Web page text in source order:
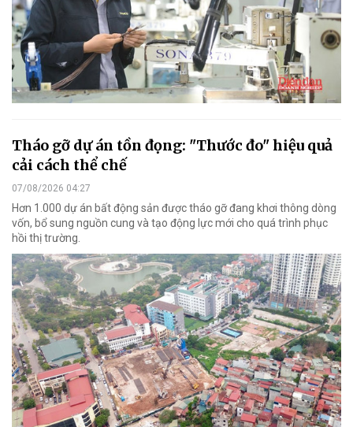
Tháo gỡ dự án tồn đọng: "Thước đo" hiệu quả
cải cách thể chế
07/08/2026 04:27
Hơn 1.000 dự án bất động sản được tháo gỡ đang khơi thông dòng
vốn, bổ sung nguồn cung và tạo động lực mới cho quá trình phục
hồi thị trường.